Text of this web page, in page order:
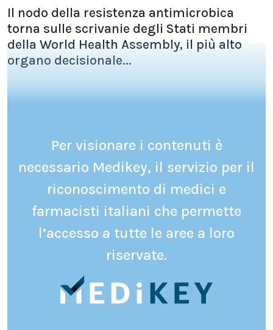
Il nodo della resistenza antimicrobica
torna sulle scrivanie degli Stati membri
della World Health Assembly, il più alto
organo decisionale...
Per visionare i contenuti è
necessario Medikey, il servizio per il
riconoscimento di medici e
farmacisti italiani che permette
l’accesso a tutte le aree a loro
riservate.